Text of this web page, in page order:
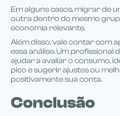
Em alguns casos, migrar de
outra dentro do mesmo
economia relevante.
Além disso, vale contar com
essa análise. Um profissional
ajudar a avaliar o consumo,
pico e sugerir ajustes ou
positivamente sua conta.
Conclusão